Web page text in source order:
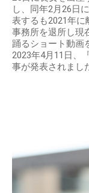
し、同年2月26日
表するも2021年に
事務所を退所し現
踊るショート動画
2023年4月11日、
事が発表されまし